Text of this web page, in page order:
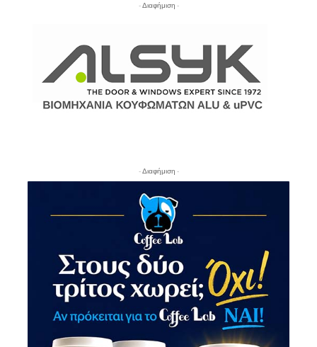
- Διαφήμιση -
- Διαφήμιση -